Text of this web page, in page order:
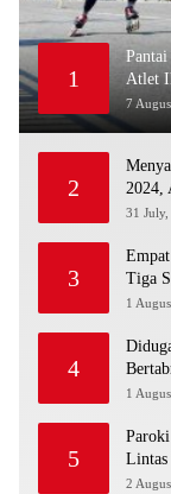
1
Atlet
7
2
2024,
31
3
Tiga
1
4
1
5
Lintas
2